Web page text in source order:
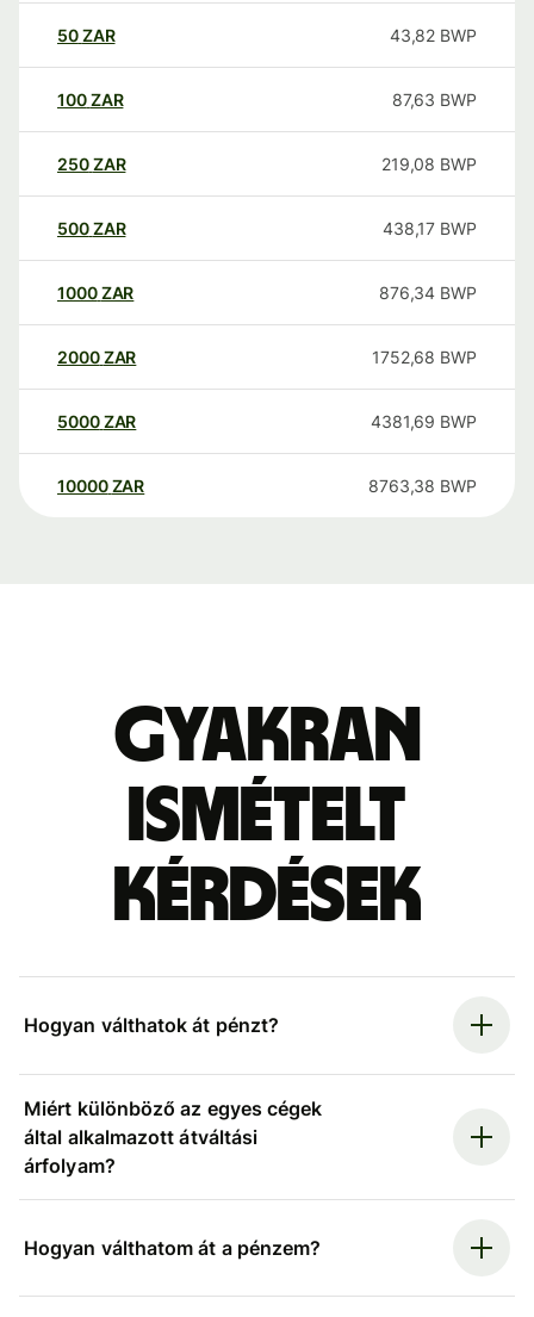
50ZAR 43,82 BWP
100ZAR 87,63 BWP
250ZAR 219,08 BWP
500ZAR 438,17 BWP
1000ZAR 876,34 BWP
2000ZAR 1752,68 BWP
5000ZAR 4381,69 BWP
10000 ZAR 8763,38 BWP
Gyakran
ismételt
kérdések
Hogyan válthatok át pénzt?
Miért különböző az egyes cégek
által alkalmazott átváltási
árfolyam?
Hogyan válthatom át a pénzem?